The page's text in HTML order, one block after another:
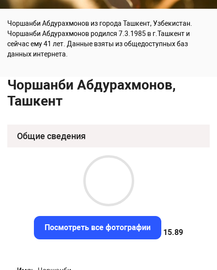
Чоршанби Абдурахмонов из города Ташкент, Узбекистан.
Чоршанби Абдурахмонов родился 7.3.1985 в г.Ташкент и
сейчас ему 41 лет. Данные взяты из общедоступных баз
данных интернета.
Чоршанби Абдурахмонов,
Ташкент
Общие сведения
Посмотреть все фотографии
15.61